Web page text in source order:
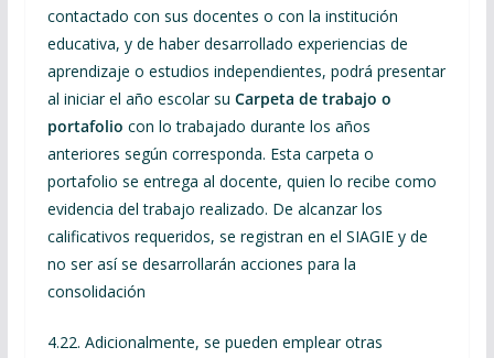
contactado con sus docentes o con la institución
educativa, y de haber desarrollado experiencias de
aprendizaje o estudios independientes, podrá presentar
al iniciar el año escolar su Carpeta de trabajo o
portafolio con lo trabajado durante los años
anteriores según corresponda. Esta carpeta o
portafolio se entrega al docente, quien lo recibe como
evidencia del trabajo realizado. De alcanzar los
calificativos requeridos, se registran en el SIAGIE y de
no ser así se desarrollarán acciones para la
consolidación
4.22. Adicionalmente, se pueden emplear otras